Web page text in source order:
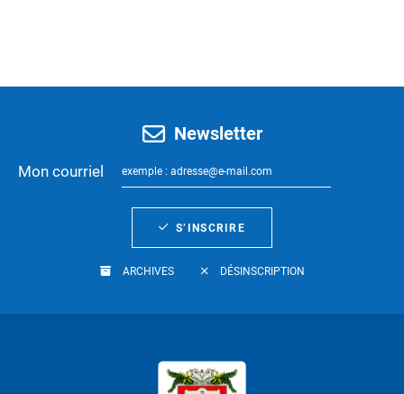
Newsletter
Mon courriel
S’INSCRIRE
ARCHIVES DÉSINSCRIPTION